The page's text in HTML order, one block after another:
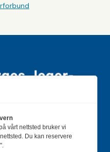
og eldste magasin for
195 000 månedlige
vårt nettsted bruker vi
Du kan reservere